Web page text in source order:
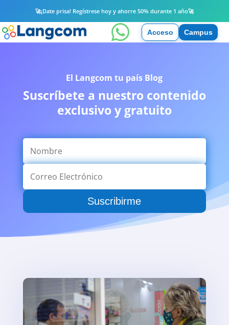
🚀¡Date prisa! Regístrese hoy y ahorre 50% durante 1 año🚀
 Acceso Campus
El Langcomtu país Blog
Suscríbete a nuestro contenido
exclusivo y gratuito
Suscribirme